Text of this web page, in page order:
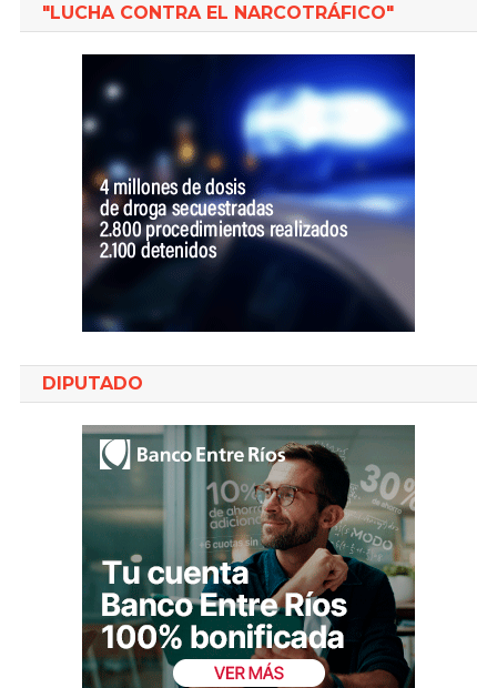
"LUCHA CONTRA EL NARCOTRÁFICO"
DIPUTADO